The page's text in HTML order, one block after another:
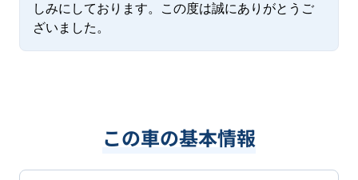
しみにしております。この度は誠にありがとうご
ざいました。
この車の基本情報